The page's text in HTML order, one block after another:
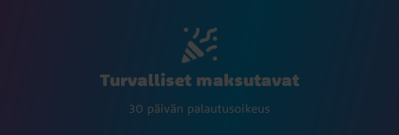
Turvalliset maksutavat
30 päivän palautusoikeus